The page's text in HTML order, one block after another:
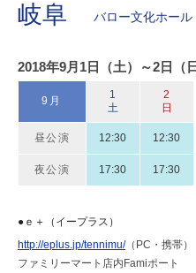
岐阜 バロー文化ホー
2018年9月1日（土）～2日（日
9月
1
土
2
日
昼公演 12:30 12:30
夜公演 17:30 17:30
●ｅ＋（イープラス）
http://eplus.jp/tennimu/（PC・携帯）
ファミリーマート店内Famiポート